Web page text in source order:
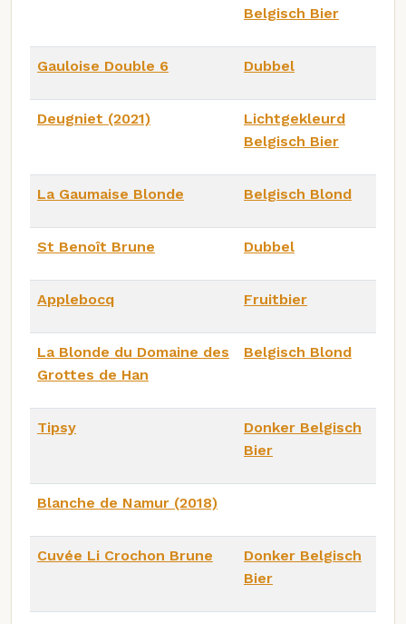
Belgisch Bier
Gauloise Double 6 Dubbel
Deugniet (2021)
Lichtgekleurd
Belgisch Bier
La Gaumaise Blonde Belgisch Blond
St Benoît Brune Dubbel
Applebocq Fruitbier
La Blonde du Domaine des
Grottes de Han
Belgisch Blond
Tipsy
Donker Belgisch
Bier
Blanche de Namur (2018)
Cuvée Li Crochon Brune
Donker Belgisch
Bier